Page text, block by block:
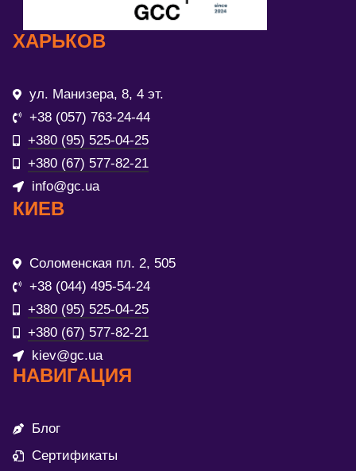
ХАРЬКОВ
ул. Манизера, 8, 4 эт.
+38 (057) 763-24-44
+380 (95) 525-04-25
+380 (67) 577-82-21
info@gc.ua
КИЕВ
Соломенская пл. 2, 505
+38 (044) 495-54-24
+380 (95) 525-04-25
+380 (67) 577-82-21
kiev@gc.ua
НАВИГАЦИЯ
Блог
Сертификаты